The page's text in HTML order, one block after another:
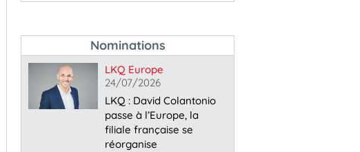
Nominations
LKQ Europe
24/07/2026
LKQ : David Colantonio
passe à l’Europe, la
filiale française se
réorganise